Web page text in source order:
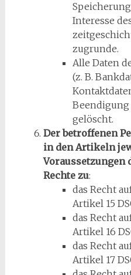
Interesse
zugrunde.
Alle Daten
(z. B.
gelöscht.
Der betroffenen
in den Artikeln
Voraussetzungen
Rechte zu:
das Recht
Artikel 15
das Recht
Artikel 16
das Recht
Artikel 17